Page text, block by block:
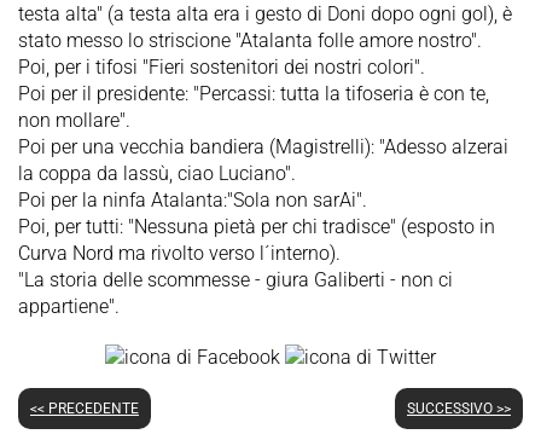
testa alta" (a testa alta era i gesto di Doni dopo ogni gol), è
stato messo lo striscione "Atalanta folle amore nostro".
Poi, per i tifosi "Fieri sostenitori dei nostri colori".
Poi per il presidente: "Percassi: tutta la tifoseria è con te,
non mollare".
Poi per una vecchia bandiera (Magistrelli): "Adesso alzerai
la coppa da lassù, ciao Luciano".
Poi per la ninfa Atalanta:"Sola non sarAi".
Poi, per tutti: "Nessuna pietà per chi tradisce" (esposto in
Curva Nord ma rivolto verso l´interno).
"La storia delle scommesse - giura Galiberti - non ci
appartiene".
<< PRECEDENTE SUCCESSIVO >>